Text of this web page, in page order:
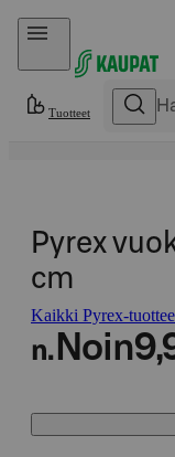
Hyppää sisältöön
Tuotteet
Pyrex
cm
Kaikki Pyrex-
n. Noin